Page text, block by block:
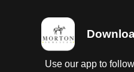
Use our app to